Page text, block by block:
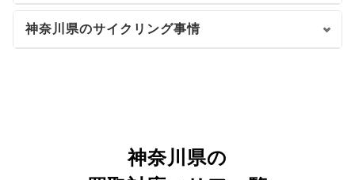
神奈川県のサイクリング事情
神奈川県の